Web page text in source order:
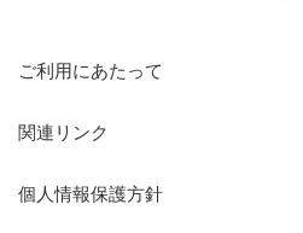
ご利用にあたって
関連リンク
個人情報保護方針